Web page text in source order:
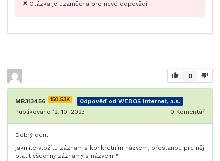
Otázka je uzamčena pro nové odpovědi.
0
MB313456 150.53K
Odpověď od WEDOS Internet, a.s.
Publikováno 12. 10. 2023
0 Komentář
Dobrý den,
jakmile vložíte záznam s konkrétním názvem, přestanou pro něj
platit všechny záznamy s názvem *.